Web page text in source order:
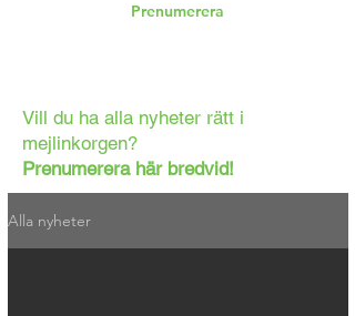
Prenumerera
Vill du ha alla nyheter rätt i
mejlinkorgen?
Prenumerera här bredvid!
Alla nyheter